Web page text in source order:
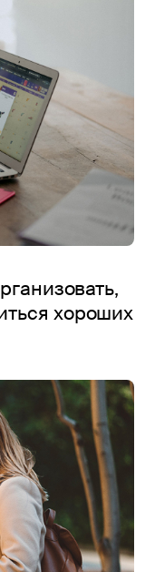
хороших